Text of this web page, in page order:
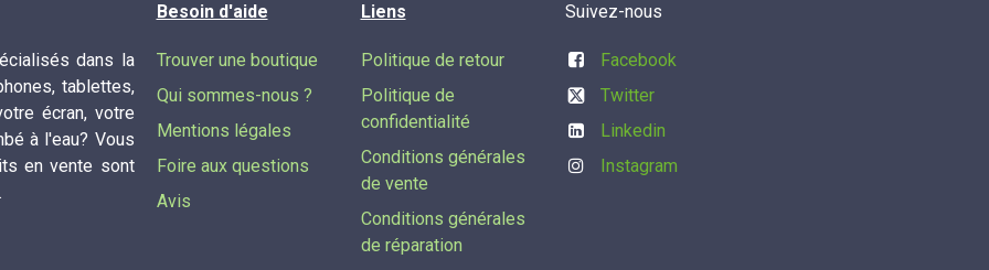
dans la
tablettes,
écran, votre
à l'eau? Vous
en vente sont
Besoin d'aide
Trouver une boutique
Qui sommes-nous ?
Mentions légales
Foire aux questions
Avis
Liens
Politique de retour
Politique de
confidentialité
Conditions générales
de vente
Conditions générales
de réparation
Suivez-nous
Facebook
Twitter
Linkedin
Instagram